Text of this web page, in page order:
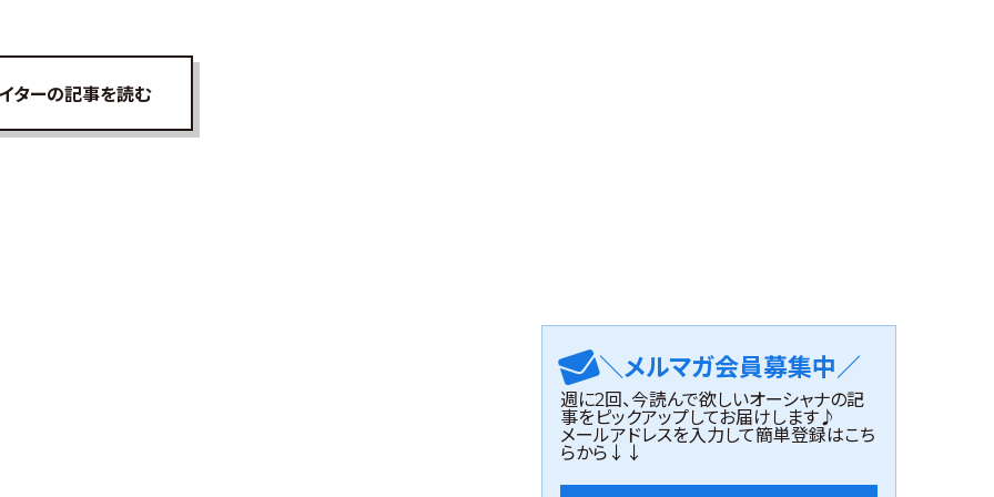
ターの記事を読む
＼メルマガ会員募集中／
週に2回、今読んで欲しいオーシャナの記
事をピックアップしてお届けします♪
メールアドレスを入力して簡単登録はこち
らから↓↓